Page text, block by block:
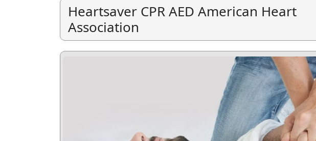
Heartsaver CPR AED American Heart
Association